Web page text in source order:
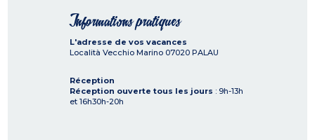
Informations pratiques
L'adresse de vos vacances
Località Vecchio Marino 07020 PALAU
Réception
Réception ouverte tous les jours : 9h-13h
et 16h30h-20h